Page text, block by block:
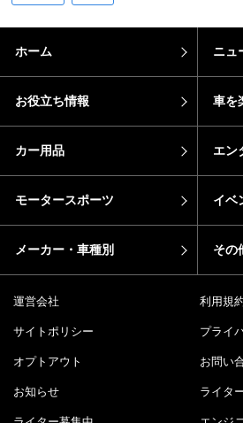
ホーム ニュ
お役立ち情報 車を
カー用品 エン
モータースポーツ イベ
メーカー・車種別 その
運営会社 利用規
サイトポリシー プライ
オプトアウト お問い
お知らせ ライタ